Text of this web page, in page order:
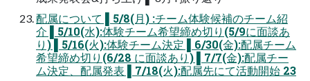
配属について ▌5/8(⽉) :チーム体験候補のチーム紹
介 ▌5/10(⽔):体験チーム希望締め切り(5/9に⾯談あ
り) ▌5/16(⽕):体験チーム決定 ▌6/30(⾦):配属チーム
希望締め切り(6/28 に⾯談あり) ▌7/7(⾦):配属チー
ム決定、配属発表 ▌7/18(⽕):配属先にて活動開始 23